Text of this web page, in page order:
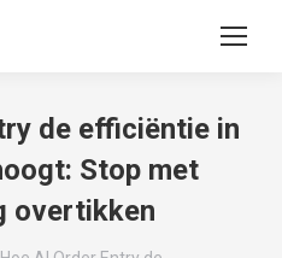
de efficiëntie in
Stop met
overtikken